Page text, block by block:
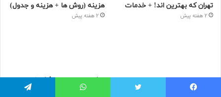
تهران که بهترین‌ اند! + خدمات
2 هفته پیش
هزینه (روش ها + هزینه و جدول)
2 هفته پیش
ساحل مرجانی آرام با آدرس،